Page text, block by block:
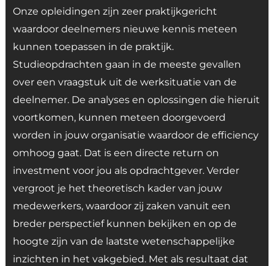
Onze opleidingen zijn zeer praktijkgericht
waardoor deelnemers nieuwe kennis meteen
kunnen toepassen in de praktijk.
Studieopdrachten gaan in de meeste gevallen
over een vraagstuk uit de werksituatie van de
deelnemer. De analyses en oplossingen die hieruit
voortkomen, kunnen meteen doorgevoerd
worden in jouw organisatie waardoor de efficiency
omhoog gaat. Dat is een directe return on
investment voor jou als opdrachtgever. Verder
vergroot je het theoretisch kader van jouw
medewerkers, waardoor zij zaken vanuit een
breder perspectief kunnen bekijken en op de
hoogte zijn van de laatste wetenschappelijke
inzichten in het vakgebied. Met als resultaat dat